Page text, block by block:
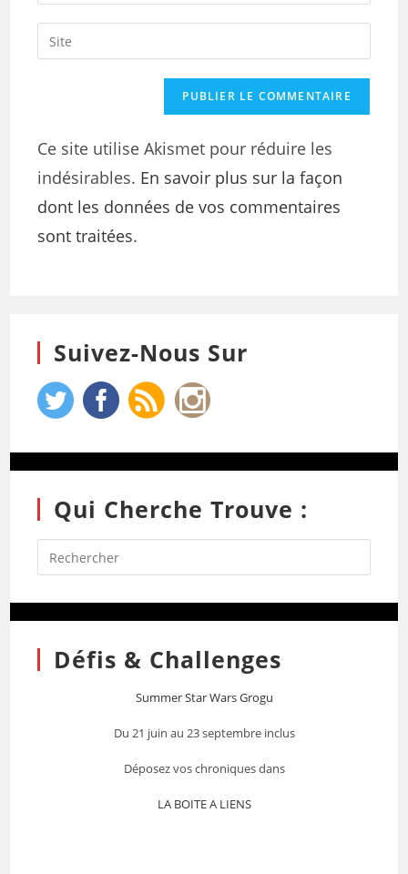
Ce site utilise Akismet pour réduire les
indésirables. En savoir plus sur la façon
dont les données de vos commentaires
sont traitées.
Suivez-Nous Sur
Qui Cherche Trouve :
Défis & Challenges
Summer Star Wars Grogu
Du 21 juin au 23 septembre inclus
Déposez vos chroniques dans
LA BOITE A LIENS